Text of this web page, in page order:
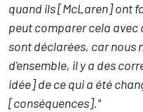
quand ils [McLaren] ont
peut comparer cela
sont déclarées, car nous
d'ensemble, il y a des
idée] de ce qui a été
[conséquences]."